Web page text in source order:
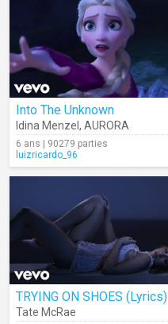
Into The Unknown
Idina Menzel , AURORA
6 ans | 90279 parties
luizricardo_96
TRYING ON SHOES (Lyrics)
Tate McRae